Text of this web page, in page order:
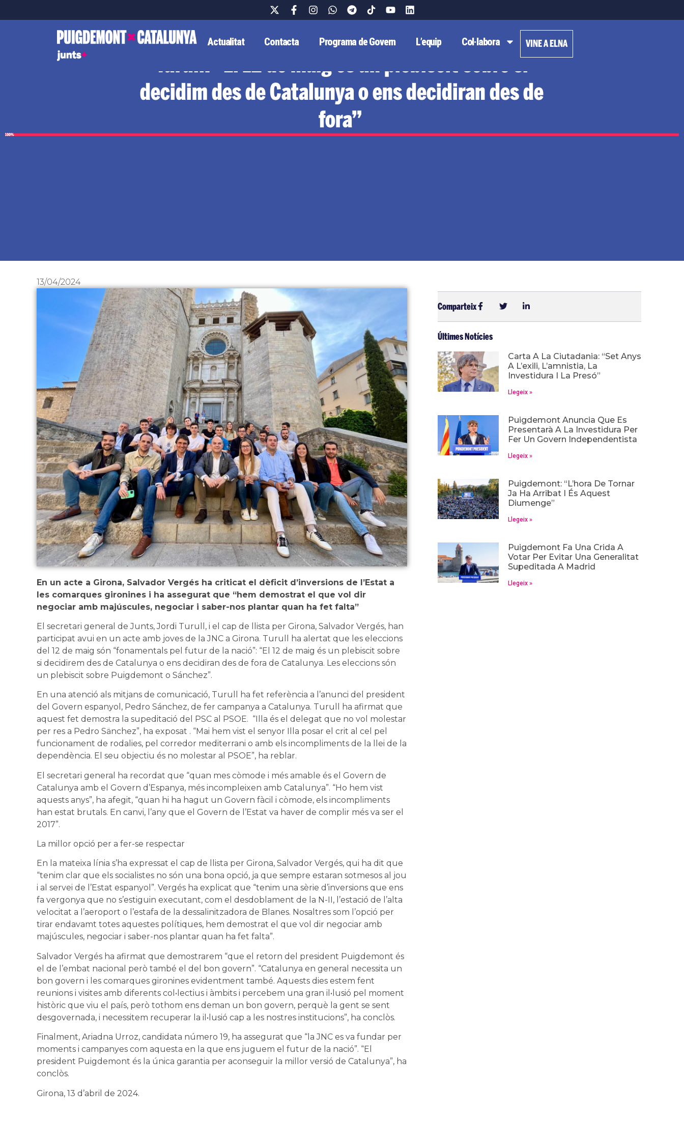
Actualitat Contacta Programa de Govern L’equip Col·labora VINE A ELNA
Turull: “El 12 de maig és un plebiscit sobre si
decidim des de Catalunya o ens decidiran des de
fora”
100%
13/04/2024
En un acte a Girona, Salvador Vergés ha criticat el dèficit d’inversions de l’Estat a
les comarques gironines i ha assegurat que “hem demostrat el que vol dir
negociar amb majúscules, negociar i saber-nos plantar quan ha fet falta”
El secretari general de Junts, Jordi Turull, i el cap de llista per Girona, Salvador Vergés, han
participat avui en un acte amb joves de la JNC a Girona. Turull ha alertat que les eleccions
del 12 de maig són “fonamentals pel futur de la nació”: “El 12 de maig és un plebiscit sobre
si decidirem des de Catalunya o ens decidiran des de fora de Catalunya. Les eleccions són
un plebiscit sobre Puigdemont o Sánchez”.
En una atenció als mitjans de comunicació, Turull ha fet referència a l’anunci del president
del Govern espanyol, Pedro Sánchez, de fer campanya a Catalunya. Turull ha afirmat que
aquest fet demostra la supeditació del PSC al PSOE. “Illa és el delegat que no vol molestar
per res a Pedro Sänchez”, ha exposat . “Mai hem vist el senyor Illa posar el crit al cel pel
funcionament de rodalies, pel corredor mediterrani o amb els incompliments de la llei de la
dependència. El seu objectiu és no molestar al PSOE”, ha reblar.
El secretari general ha recordat que “quan mes còmode i més amable és el Govern de
Catalunya amb el Govern d’Espanya, més incompleixen amb Catalunya”. “Ho hem vist
aquests anys”, ha afegit, “quan hi ha hagut un Govern fàcil i còmode, els incompliments
han estat brutals. En canvi, l’any que el Govern de l’Estat va haver de complir més va ser el
2017”.
La millor opció per a fer-se respectar
En la mateixa línia s’ha expressat el cap de llista per Girona, Salvador Vergés, qui ha dit que
“tenim clar que els socialistes no són una bona opció, ja que sempre estaran sotmesos al jou
i al servei de l’Estat espanyol”. Vergés ha explicat que “tenim una sèrie d’inversions que ens
fa vergonya que no s’estiguin executant, com el desdoblament de la N-II, l’estació de l’alta
velocitat a l’aeroport o l’estafa de la dessalinitzadora de Blanes. Nosaltres som l’opció per
tirar endavamt totes aquestes polítiques, hem demostrat el que vol dir negociar amb
majúscules, negociar i saber-nos plantar quan ha fet falta”.
Salvador Vergés ha afirmat que demostrarem “que el retorn del president Puigdemont és
el de l’embat nacional però també el del bon govern”. “Catalunya en general necessita un
bon govern i les comarques gironines evidentment també. Aquests dies estem fent
reunions i visites amb diferents col•lectius i àmbits i percebem una gran il•lusió pel moment
històric que viu el país, però tothom ens deman un bon govern, perquè la gent se sent
desgovernada, i necessitem recuperar la il•lusió cap a les nostres institucions”, ha conclòs.
Finalment, Ariadna Urroz, candidata número 19, ha assegurat que “la JNC es va fundar per
moments i campanyes com aquesta en la que ens juguem el futur de la nació”. “El
president Puigdemont és la única garantia per aconseguir la millor versió de Catalunya”, ha
conclòs.
Girona, 13 d’abril de 2024.
Comparteix
Últimes Notícies
Carta A La Ciutadania: “Set Anys
A L’exili, L’amnistia, La
Investidura I La Presó”
Llegeix »
Puigdemont Anuncia Que Es
Presentarà A La Investidura Per
Fer Un Govern Independentista
Llegeix »
Puigdemont: “L’hora De Tornar
Ja Ha Arribat I És Aquest
Diumenge”
Llegeix »
Puigdemont Fa Una Crida A
Votar Per Evitar Una Generalitat
Supeditada A Madrid
Llegeix »